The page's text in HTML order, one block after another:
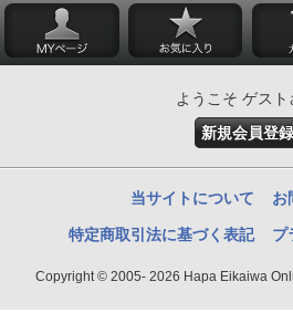
ようこそ ゲスト
新規会員登録
当サイトについて お
特定商取引法に基づく表記 プ
Copyright © 2005- 2026 Hapa Eikaiwa